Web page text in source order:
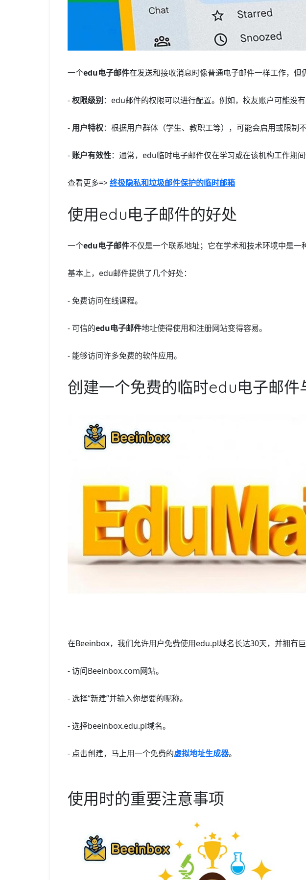
一个edu电子邮件在发送和接收消息时像普通电子邮件一样工作，但
-权限级别 ：edu邮件的权限可以进行配置。例如，校友账户可能没
- 用户特权：根据用户群体（学生、教职工等），可能会启用或限制
- 账户有效性：通常，edu临时电子邮件仅在学习或在该机构工作期
查看更多=>终极隐私和垃圾邮件保护的临时邮箱
使用edu电子邮件的好处
一个edu电子邮件不仅是一个联系地址；它在学术和技术环境中是一
基本上，edu邮件提供了几个好处：
- 免费访问在线课程。
- 可信的edu电子邮件地址使得使用和注册网站变得容易。
- 能够访问许多免费的软件应用。
创建一个免费的临时edu电子邮
在Beeinbox，我们允许用户免费使用edu.pl域名长达30天，并拥有
- 访问Beeinbox.com网站。
- 选择“新建”并输入你想要的昵称。
- 选择beeinbox.edu.pl域名。
- 点击创建，马上用一个免费的虚拟地址生成器。
使用时的重要注意事项